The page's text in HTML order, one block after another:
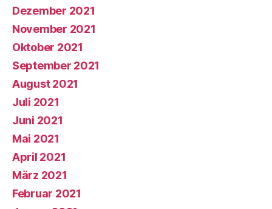
Dezember 2021
November 2021
Oktober 2021
September 2021
August 2021
Juli 2021
Juni 2021
Mai 2021
April 2021
März 2021
Februar 2021